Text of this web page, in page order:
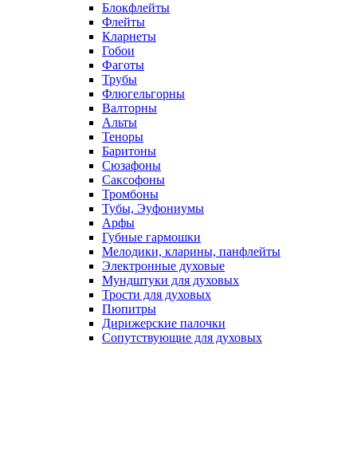
Блокфлейты
Флейты
Кларнеты
Гобои
Фаготы
Трубы
Флюгельгорны
Валторны
Альты
Теноры
Баритоны
Сюзафоны
Саксофоны
Тромбоны
Тубы, Эуфониумы
Арфы
Губные гармошки
Мелодики, кларины, панфлейты
Электронные духовые
Мундштуки для духовых
Трости для духовых
Пюпитры
Дирижерские палочки
Сопутствующие для духовых